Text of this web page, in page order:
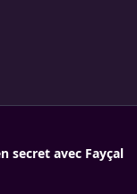
secret avec Fayçal